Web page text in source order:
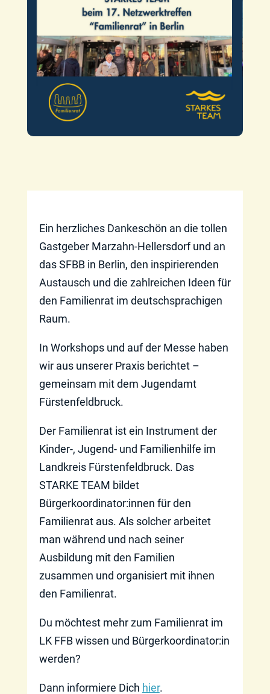
Ein herzliches Dankeschön an die tollen
Gastgeber Marzahn-Hellersdorf und an
das SFBB in Berlin, den inspirierenden
Austausch und die zahlreichen Ideen für
den Familienrat im deutschsprachigen
Raum.
In Workshops und auf der Messe haben
wir aus unserer Praxis berichtet –
gemeinsam mit dem Jugendamt
Fürstenfeldbruck.
Der Familienrat ist ein Instrument der
Kinder-, Jugend- und Familienhilfe im
Landkreis Fürstenfeldbruck. Das
STARKE TEAM bildet
Bürgerkoordinator:innen für den
Familienrat aus. Als solcher arbeitet
man während und nach seiner
Ausbildung mit den Familien
zusammen und organisiert mit ihnen
den Familienrat.
Du möchtest mehr zum Familienrat im
LK FFB wissen und Bürgerkoordinator:in
werden?
Dann informiere Dich hier.